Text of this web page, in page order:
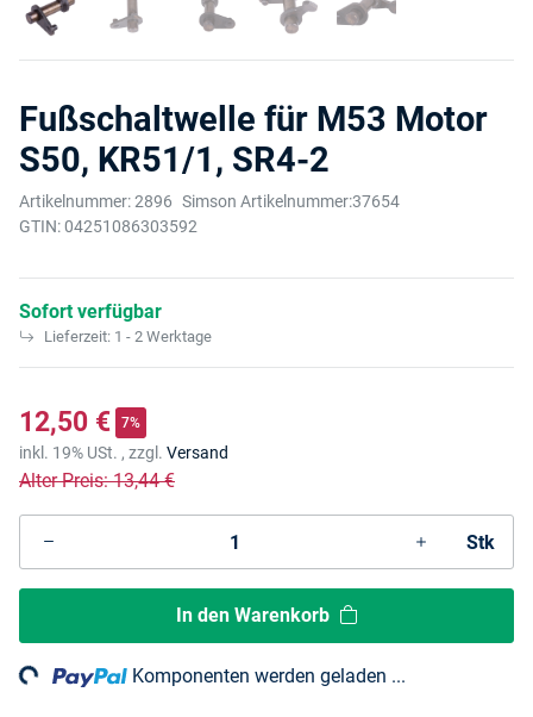
Fußschaltwelle für M53 Motor
S50, KR51/1, SR4-2
Artikelnummer:2896 Simson Artikelnummer:37654
GTIN:04251086303592
Sofort verfügbar
Lieferzeit: 1 - 2 Werktage
12,50 € 7%
inkl. 19% USt. , zzgl. Versand
Alter Preis: 13,44 €
Stk
In den Warenkorb
Komponenten werden geladen ...